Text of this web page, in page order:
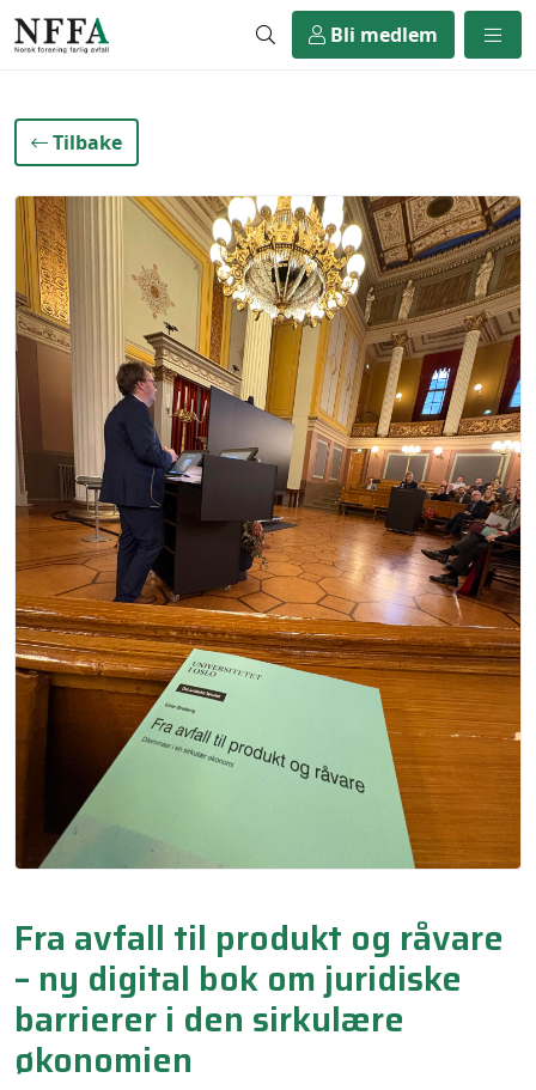
Bli medlem
Tilbake
Fra avfall til produkt og råvare
– ny digital bok om juridiske
barrierer i den sirkulære
økonomien